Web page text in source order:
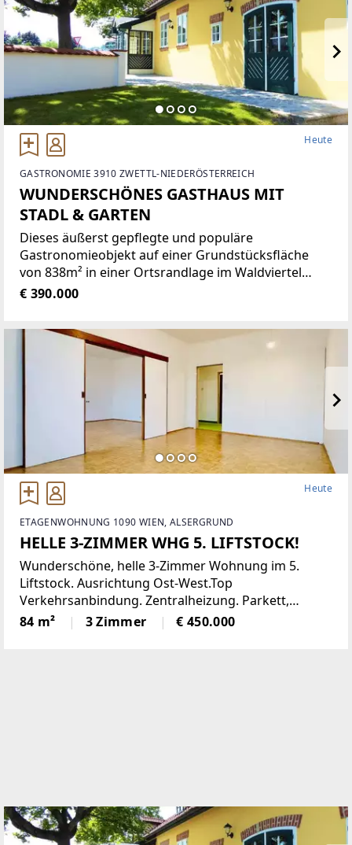
Heute
GASTRONOMIE 3910 ZWETTL-NIEDERÖSTERREICH
WUNDERSCHÖNES GASTHAUS MIT
STADL & GARTEN
Dieses äußerst gepflegte und populäre
Gastronomieobjekt auf einer Grundstücksfläche
von 838m² in einer Ortsrandlage im Waldviertel
bietet eine Vielzahl von Nutzungsmöglichkeiten wie
€ 390.000
Heute
ETAGENWOHNUNG 1090 WIEN, ALSERGRUND
HELLE 3-ZIMMER WHG 5. LIFTSTOCK!
Wunderschöne, helle 3-Zimmer Wohnung im 5.
Liftstock. Ausrichtung Ost-West.Top
Verkehrsanbindung. Zentralheizung. Parkett,
Jalousien, Abstellraum. Kellerabteil.Diese
lichtdurchflutete Etagenwohnung bietet reichlich
84 m² 3 Zimmer € 450.000